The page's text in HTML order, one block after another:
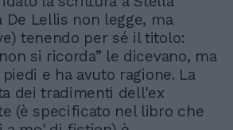
De Lellis non legge, ma
tenendo per sé il titolo:
si ricorda” le dicevano, ma
e ha avuto ragione. La
dei tradimenti dell'ex
(è specificato nel libro che